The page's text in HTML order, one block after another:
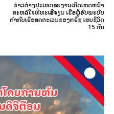
ຂ່າວຕ່າງປະເທດລາຍງານເກີດເຫດຫນ້າ
ສະຫລົດໃຈທີ່ທະເລອີຈຽນ ເຮືອຜູ້ອົບພະຍົບ
ຕຳກັບເຮືອລາດຕະເວນຂອງກຣີຊ ເສຍຊີວິດ
15 ຄົນ